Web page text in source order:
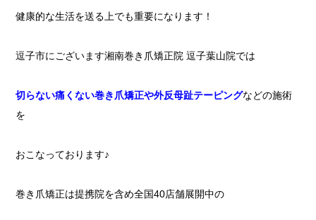
健康的な生活を送る上でも重要になります！
逗子市にございます湘南巻き爪矯正院 逗子葉山院では
切らない痛くない巻き爪矯正や外反母趾テーピングなどの施術
を
おこなっております♪
巻き爪矯正は提携院を含め全国40店舗展開中の